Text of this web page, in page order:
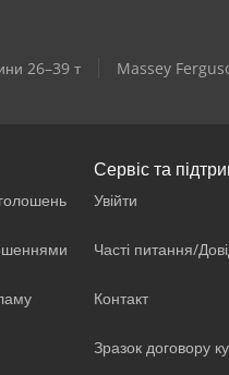
26–39 т Massey
Сервіс та
Увійти
Часті питання/
Контакт
Зразок договору